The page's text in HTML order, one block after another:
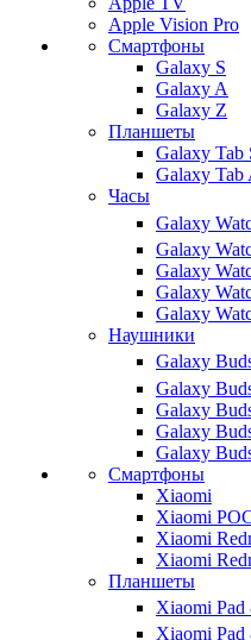
Apple Vision Pro
Смартфоны
Galaxy S
Galaxy A
Galaxy Z
Планшеты
Galaxy Tab
Galaxy Tab
Часы
Galaxy
Galaxy
Galaxy
Galaxy
Galaxy
Наушники
Galaxy
Galaxy
Galaxy
Galaxy
Galaxy
Смартфоны
Xiaomi
Xiaomi
Xiaomi
Xiaomi
Планшеты
Xiaomi Pad
Xiaomi Pad